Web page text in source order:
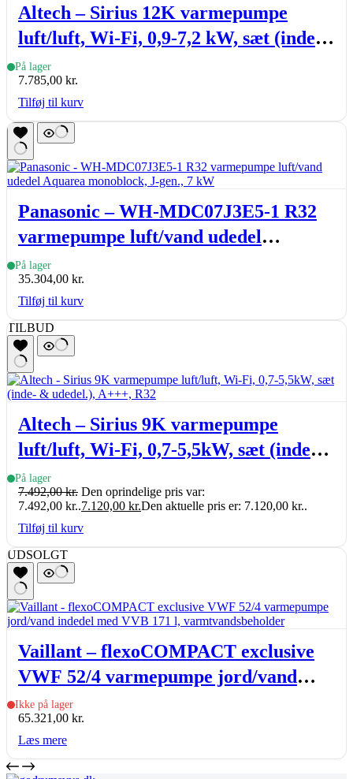
Altech – Sirius 12K varmepumpe
luft/luft, Wi-Fi, 0,9-7,2 kW, sæt (inde-
& udedel.)
På lager
7.785,00 kr.
Tilføj til kurv
Panasonic – WH-MDC07J3E5-1 R32
varmepumpe luft/vand udedel
Aquarea monoblock, J-gen., 7 kW
På lager
35.304,00 kr.
Tilføj til kurv
TILBUD
Altech – Sirius 9K varmepumpe
luft/luft, Wi-Fi, 0,7-5,5kW, sæt (inde-
& udedel.), A+++, R32
På lager
7.492,00kr. Den oprindelige pris var:
7.492,00 kr..7.120,00 kr.Den aktuelle pris er: 7.120,00 kr..
Tilføj til kurv
UDSOLGT
Vaillant – flexoCOMPACT exclusive
VWF 52/4 varmepumpe jord/vand
indedel med VVB 171 l,
varmtvandsbeholder
Ikke på lager
65.321,00 kr.
Læs mere